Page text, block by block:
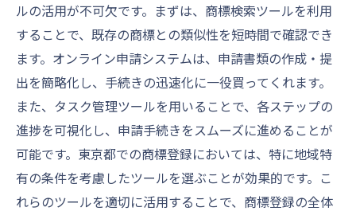
ルの活用が不可欠です。まずは、商標検索ツールを利用
することで、既存の商標との類似性を短時間で確認でき
ます。オンライン申請システムは、申請書類の作成・提
出を簡略化し、手続きの迅速化に一役買ってくれます。
また、タスク管理ツールを用いることで、各ステップの
進捗を可視化し、申請手続きをスムーズに進めることが
可能です。東京都での商標登録においては、特に地域特
有の条件を考慮したツールを選ぶことが効果的です。こ
れらのツールを適切に活用することで、商標登録の全体